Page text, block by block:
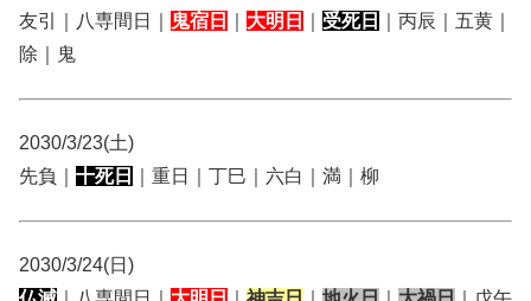
友引｜八専間日｜
鬼宿日 大明日 受死日
｜丙辰｜五黄｜
除｜鬼
2030/3/23(土)
先負｜ 十死日 ｜重日｜丁巳｜六白｜満｜柳
2030/3/24(日)